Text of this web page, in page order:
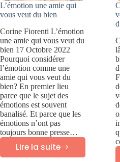
L’émotion une amie qui
vous veut du bien
Corine Fiorenti L’émotion
une amie qui vous veut du
bien 17 Octobre 2022
Pourquoi considérer
l’émotion comme une
amie qui vous veut du
bien? En premier lieu
parce que le sujet des
émotions est souvent
banalisé. Et parce que les
émotions n’ont pas
toujours bonne presse…
Lire la suite